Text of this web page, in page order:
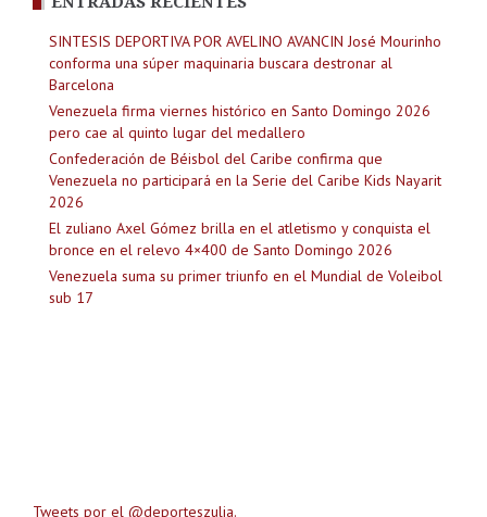
SINTESIS DEPORTIVA POR AVELINO AVANCIN José Mourinho
conforma una súper maquinaria buscara destronar al
Barcelona
Venezuela firma viernes histórico en Santo Domingo 2026
pero cae al quinto lugar del medallero
Confederación de Béisbol del Caribe confirma que
Venezuela no participará en la Serie del Caribe Kids Nayarit
2026
El zuliano Axel Gómez brilla en el atletismo y conquista el
bronce en el relevo 4×400 de Santo Domingo 2026
Venezuela suma su primer triunfo en el Mundial de Voleibol
sub 17
Tweets por el @deporteszulia.